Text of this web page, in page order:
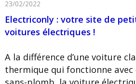
23/02/2022
Electriconly : votre site de
voitures électriques !
A la différence d’une voiture
thermique qui fonctionne avec